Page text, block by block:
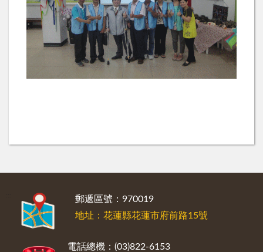
郵遞區號：970019
地址：花蓮縣花蓮市府前路15號
電話總機：(03)822-6153